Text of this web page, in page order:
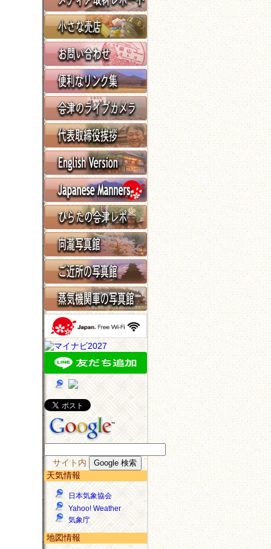
サイト内
天気情報
日本気象協会
Yahoo! Weather
気象庁
地図情報